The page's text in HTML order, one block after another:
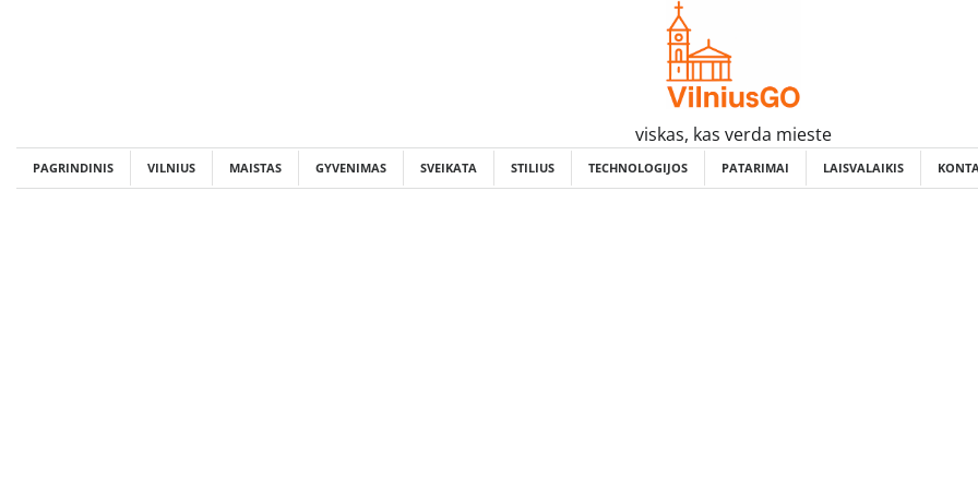
viskas, kas verda mieste
PAGRINDINIS VILNIUS MAISTAS GYVENIMAS SVEIKATA STILIUS TECHNOLOGIJOS PATARIMAI LAISVALAIKIS